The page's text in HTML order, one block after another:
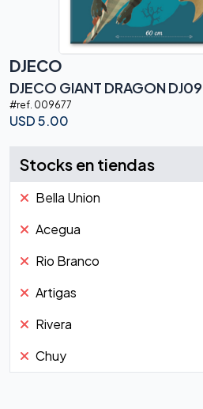
DJECO
DJECO GIANT DRAGON
#ref. 009677
USD5.00
Stocks en tiendas
Bella Union
Acegua
Rio Branco
Artigas
Rivera
Chuy